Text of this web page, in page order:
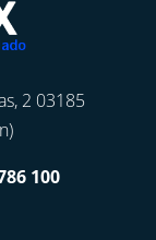
2 03185
100